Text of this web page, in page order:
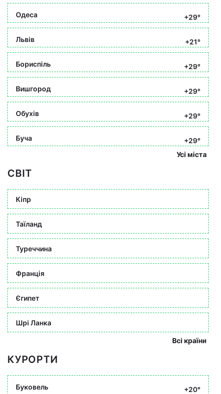
Одеса +29°
Львів +21°
Бориспіль +29°
Вишгород +29°
Обухів +29°
Буча
+29°
Усі міста
СВІТ
Кіпр
Таїланд
Туреччина
Франція
Єгипет
Шрі Ланка
Всі країни
КУРОРТИ
Буковель +20°